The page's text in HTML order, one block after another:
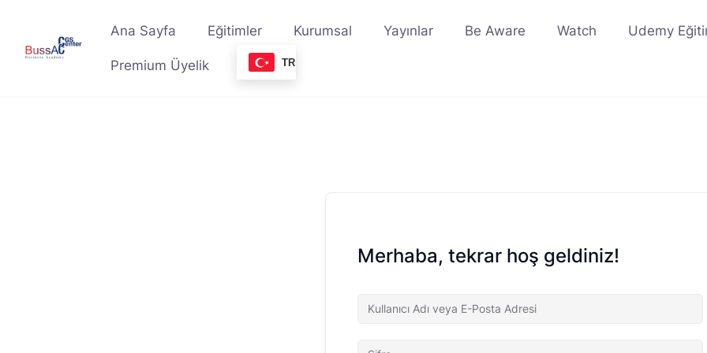
content
Ana Sayfa Eğitimler Kurumsal Yayınlar Be Aware Watch Udemy
Premium Üyelik TR
Merhaba, tekrar hoş geldiniz!